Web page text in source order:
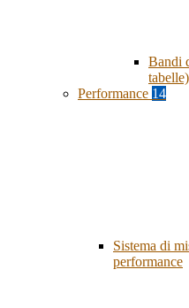
Bandi
tabelle)
Performance 14
Sistema di
performance